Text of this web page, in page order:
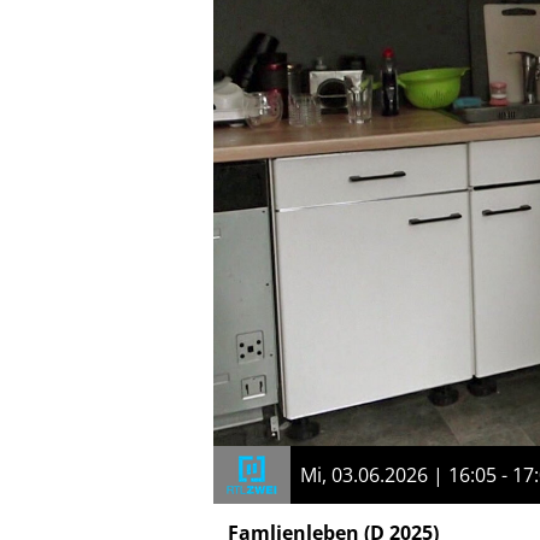
Mi, 03.06.2026 | 16:05 -
Famlienleben (D 2025)